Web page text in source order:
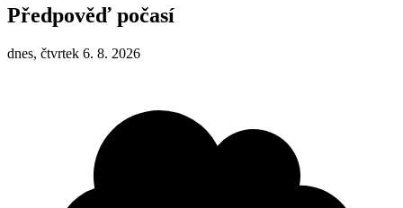
Předpověď počasí
dnes, čtvrtek 6. 8. 2026